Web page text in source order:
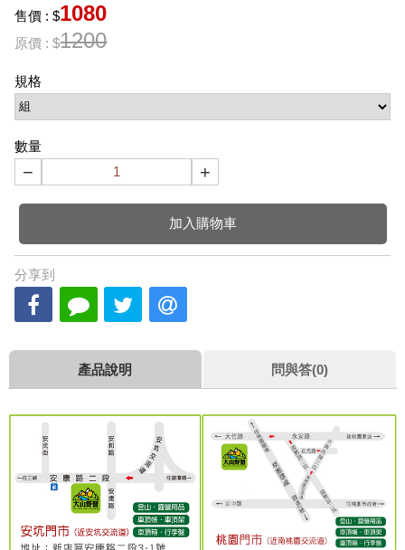
售價 : $1080
原價 : $1200
規格
數量
− +
加入購物車
分享到
產品說明 問與答(0)